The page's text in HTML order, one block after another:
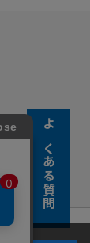
よくある質問